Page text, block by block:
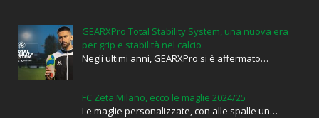
GEARXPro Total Stability System, una nuova era
per grip e stabilità nel calcio
Negli ultimi anni, GEARXPro si è affermato…
FC Zeta Milano, ecco le maglie 2024/25
Le maglie personalizzate, con alle spalle un…